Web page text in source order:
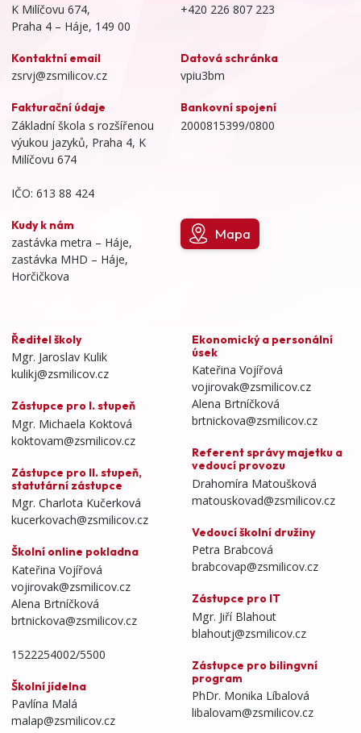
K Milíčovu 674,
Praha 4 – Háje, 149 00
+420 226 807 223
Kontaktní email
zsrvj@zsmilicov.cz
Datová schránka
vpiu3bm
Fakturační údaje
Základní škola s rozšířenou
výukou jazyků, Praha 4, K
Milíčovu 674
IČO: 613 88 424
Bankovní spojení
2000815399/0800
Kudy k nám
zastávka metra – Háje,
zastávka MHD – Háje,
Horčičkova
Mapa
Ředitel školy
Mgr. Jaroslav Kulik
kulikj@zsmilicov.cz
Zástupce pro I. stupeň
Mgr. Michaela Koktová
koktovam@zsmilicov.cz
Zástupce pro II. stupeň,
statutární zástupce
Mgr. Charlota Kučerková
kucerkovach@zsmilicov.cz
Školní online pokladna
Kateřina Vojířová
vojirovak@zsmilicov.cz
Alena Brtníčková
brtnickova@zsmilicov.cz
1522254002/5500
Školní jídelna
Pavlína Malá
malap@zsmilicov.cz
Ekonomický a personální
úsek
Kateřina Vojířová
vojirovak@zsmilicov.cz
Alena Brtníčková
brtnickova@zsmilicov.cz
Referent správy majetku a
vedoucí provozu
Drahomíra Matoušková
matouskovad@zsmilicov.cz
Vedoucí školní družiny
Petra Brabcová
brabcovap@zsmilicov.cz
Zástupce pro IT
Mgr. Jiří Blahout
blahoutj@zsmilicov.cz
Zástupce pro bilingvní
program
PhDr. Monika Líbalová
libalovam@zsmilicov.cz